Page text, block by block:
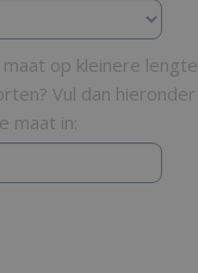
op kleinere lengte
Vul dan hieronder
maat in: